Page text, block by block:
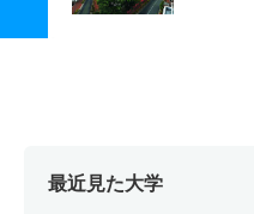
最近見た大学